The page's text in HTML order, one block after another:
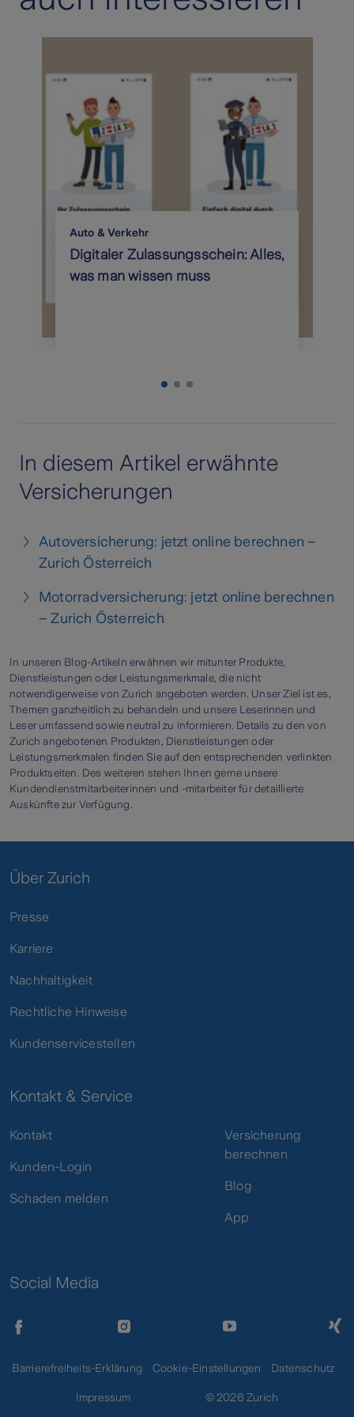
Auto & Verkehr
Digitaler Zulassungsschein: Alles,
was man wissen muss
In diesem Artikel erwähnte
Versicherungen
Autoversicherung: jetzt online berechnen –
Zurich Österreich
Motorradversicherung: jetzt online berechnen
– Zurich Österreich
In unseren Blog-Artikeln erwähnen wir mitunter Produkte,
Dienstleistungen oder Leistungsmerkmale, die nicht
notwendigerweise von Zurich angeboten werden. Unser Ziel ist es,
Themen ganzheitlich zu behandeln und unsere Leserinnen und
Leser umfassend sowie neutral zu informieren. Details zu den von
Zurich angebotenen Produkten, Dienstleistungen oder
Leistungsmerkmalen finden Sie auf den entsprechenden verlinkten
Produktseiten. Des weiteren stehen Ihnen gerne unsere
Kundendienstmitarbeiterinnen und -mitarbeiter für detaillierte
Auskünfte zur Verfügung.
Über Zurich
Presse
Karriere
Nachhaltigkeit
Rechtliche Hinweise
Kundenservicestellen
Kontakt & Service
Kontakt
Kunden-Login
Schaden melden
Versicherung
berechnen
Blog
App
Social Media
Barrierefreiheits-Erklärung Cookie-Einstellungen Datenschutz
Impressum © 2026 Zurich